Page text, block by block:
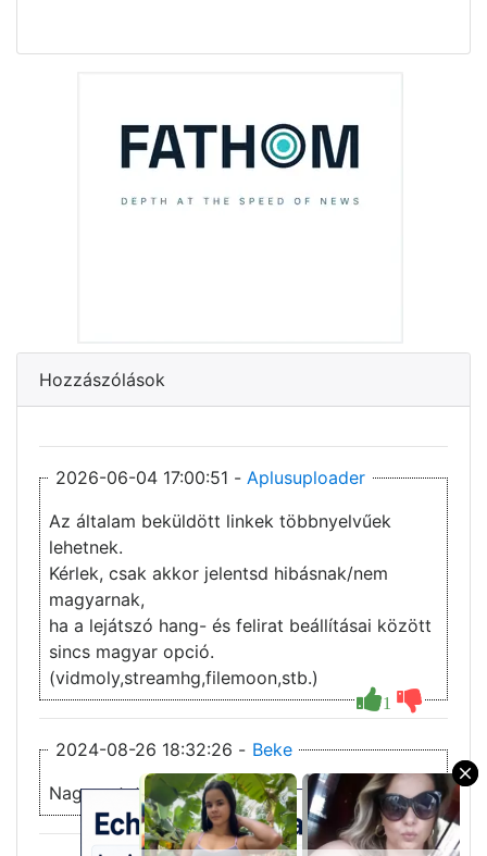
Hozzászólások
2026-06-04 17:00:51 - Aplusuploader
1
Az általam beküldött linkek többnyelvűek
lehetnek.
Kérlek, csak akkor jelentsd hibásnak/nem
magyarnak,
ha a lejátszó hang- és felirat beállításai között
sincs magyar opció.
(vidmoly,streamhg,filemoon,stb.)
2024-08-26 18:32:26 - Beke
Nagyon tetszett!!!!!!!!!!!10/8